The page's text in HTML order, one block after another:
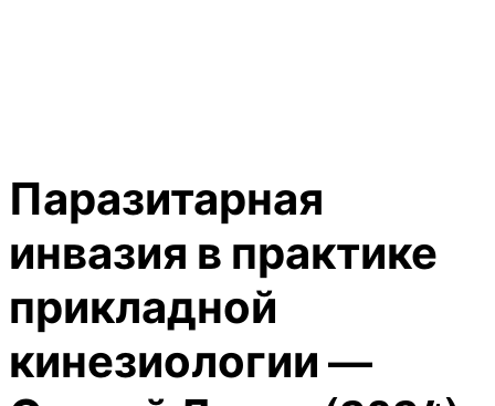
Паразитарная
инвазия в практике
прикладной
кинезиологии —